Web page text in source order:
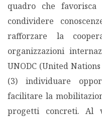
quadro che
condividere
rafforzare la
organizzazioni
UNODC (United
(3) individuare
facilitare la
progetti concreti. Al